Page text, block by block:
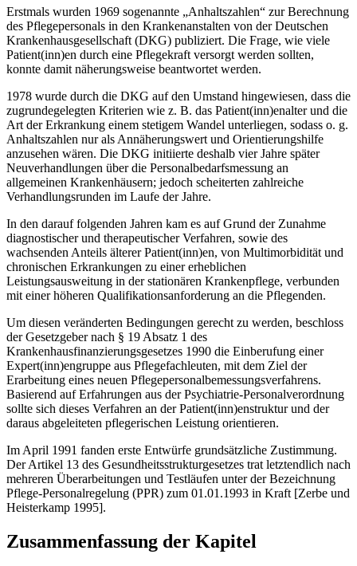
Erstmals wurden 1969 sogenannte „Anhaltszahlen“ zur Berechnung
des Pflegepersonals in den Krankenanstalten von der Deutschen
Krankenhausgesellschaft (DKG) publiziert. Die Frage, wie viele
Patient(inn)en durch eine Pflegekraft versorgt werden sollten,
konnte damit näherungsweise beantwortet werden.
1978 wurde durch die DKG auf den Umstand hingewiesen, dass die
zugrundegelegten Kriterien wie z. B. das Patient(inn)enalter und die
Art der Erkrankung einem stetigem Wandel unterliegen, sodass o. g.
Anhaltszahlen nur als Annäherungswert und Orientierungshilfe
anzusehen wären. Die DKG initiierte deshalb vier Jahre später
Neuverhandlungen über die Personalbedarfsmessung an
allgemeinen Krankenhäusern; jedoch scheiterten zahlreiche
Verhandlungsrunden im Laufe der Jahre.
In den darauf folgenden Jahren kam es auf Grund der Zunahme
diagnostischer und therapeutischer Verfahren, sowie des
wachsenden Anteils älterer Patient(inn)en, von Multimorbidität und
chronischen Erkrankungen zu einer erheblichen
Leistungsausweitung in der stationären Krankenpflege, verbunden
mit einer höheren Qualifikationsanforderung an die Pflegenden.
Um diesen veränderten Bedingungen gerecht zu werden, beschloss
der Gesetzgeber nach § 19 Absatz 1 des
Krankenhausfinanzierungsgesetzes 1990 die Einberufung einer
Expert(inn)engruppe aus Pflegefachleuten, mit dem Ziel der
Erarbeitung eines neuen Pflegepersonalbemessungsverfahrens.
Basierend auf Erfahrungen aus der Psychiatrie-Personalverordnung
sollte sich dieses Verfahren an der Patient(inn)enstruktur und der
daraus abgeleiteten pflegerischen Leistung orientieren.
Im April 1991 fanden erste Entwürfe grundsätzliche Zustimmung.
Der Artikel 13 des Gesundheitsstrukturgesetzes trat letztendlich nach
mehreren Überarbeitungen und Testläufen unter der Bezeichnung
Pflege-Personalregelung (PPR) zum 01.01.1993 in Kraft [Zerbe und
Heisterkamp 1995].
Zusammenfassung der Kapitel